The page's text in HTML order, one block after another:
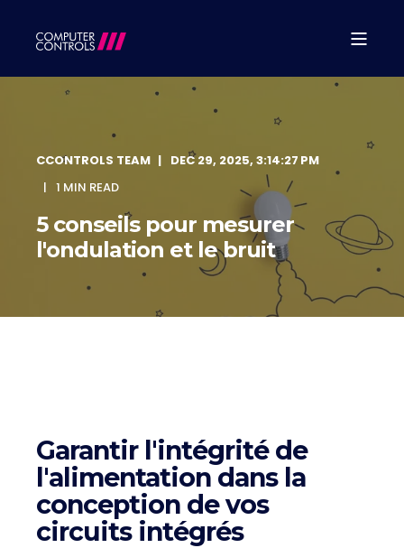
CCONTROLS TEAM
DEC 29, 2025, 3:14:27 PM
1 MIN READ
5 conseils pour mesurer
l'ondulation et le bruit
Garantir l'intégrité de
l'alimentation dans la
conception de vos
circuits intégrés